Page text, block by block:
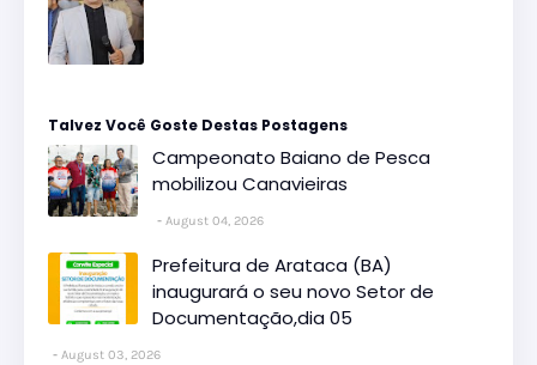
Talvez Você Goste Destas Postagens
Campeonato Baiano de Pesca
mobilizou Canavieiras
August 04, 2026
Prefeitura de Arataca (BA)
inaugurará o seu novo Setor de
Documentação,dia 05
August 03, 2026